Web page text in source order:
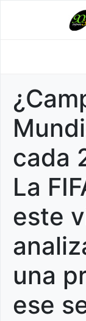
cada
La
este
una
ese